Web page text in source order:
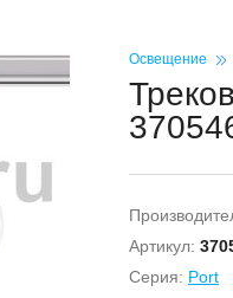
Освещение
Артикул:
Серия: Port